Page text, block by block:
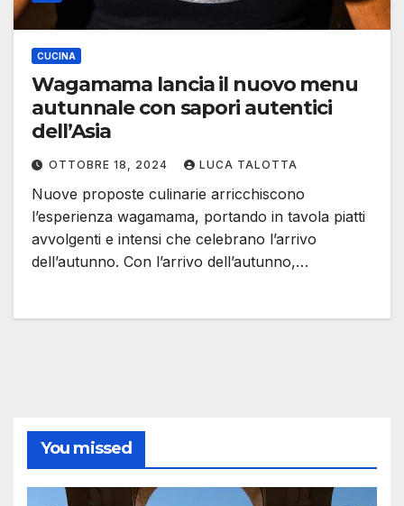
CUCINA
Wagamama lancia il nuovo menu
autunnale con sapori autentici
dell’Asia
OTTOBRE 18, 2024 LUCA TALOTTA
Nuove proposte culinarie arricchiscono
l’esperienza wagamama, portando in tavola piatti
avvolgenti e intensi che celebrano l’arrivo
dell’autunno. Con l’arrivo dell’autunno,…
You missed